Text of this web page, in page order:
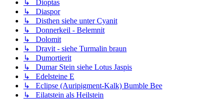
↳ Dioptas
↳ Diaspor
↳ Disthen siehe unter Cyanit
↳ Donnerkeil - Belemnit
↳ Dolomit
↳ Dravit - siehe Turmalin braun
↳ Dumortierit
↳ Dumar Stein siehe Lotus Jaspis
↳ Edelsteine E
↳ Eclipse (Auripigment-Kalk) Bumble Bee
↳ Eilatstein als Heilstein